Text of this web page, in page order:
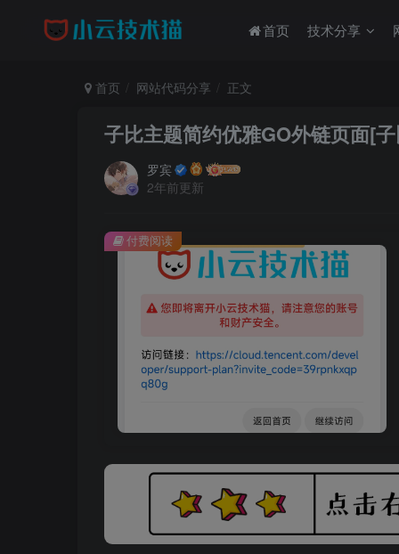
首页 技术分享
首页 网站代码分享 正文
子比主题简约优雅GO外链页面[
罗宾
2年前更新
付费阅读